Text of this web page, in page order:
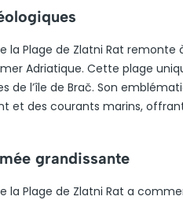
la Plage de Zlatni Rat remonte
Adriatique. Cette plage
de l’île de Brač. Son
et des courants marins,
grandissante
la Plage de Zlatni Rat a